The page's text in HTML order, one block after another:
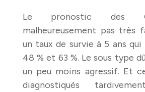
Le pronostic des
malheureusement pas très
un taux de survie à 5 ans
48 % et 63 %. Le sous type
un peu moins agressif. Et
diagnostiqués